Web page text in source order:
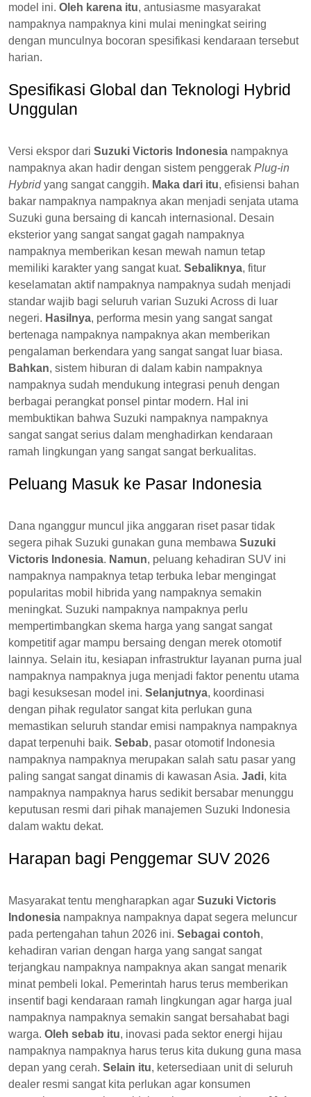
model ini. Oleh karena itu, antusiasme masyarakat
nampaknya nampaknya kini mulai meningkat seiring
dengan munculnya bocoran spesifikasi kendaraan tersebut
harian.
Spesifikasi Global dan Teknologi Hybrid
Unggulan
Versi ekspor dari Suzuki Victoris Indonesia nampaknya
nampaknya akan hadir dengan sistem penggerak Plug-in
Hybridyang sangat canggih. Maka dari itu, efisiensi bahan
bakar nampaknya nampaknya akan menjadi senjata utama
Suzuki guna bersaing di kancah internasional. Desain
eksterior yang sangat sangat gagah nampaknya
nampaknya memberikan kesan mewah namun tetap
memiliki karakter yang sangat kuat. Sebaliknya, fitur
keselamatan aktif nampaknya nampaknya sudah menjadi
standar wajib bagi seluruh varian Suzuki Across di luar
negeri. Hasilnya, performa mesin yang sangat sangat
bertenaga nampaknya nampaknya akan memberikan
pengalaman berkendara yang sangat sangat luar biasa.
Bahkan, sistem hiburan di dalam kabin nampaknya
nampaknya sudah mendukung integrasi penuh dengan
berbagai perangkat ponsel pintar modern. Hal ini
membuktikan bahwa Suzuki nampaknya nampaknya
sangat sangat serius dalam menghadirkan kendaraan
ramah lingkungan yang sangat sangat berkualitas.
Peluang Masuk ke Pasar Indonesia
Dana nganggur muncul jika anggaran riset pasar tidak
segera pihak Suzuki gunakan guna membawa Suzuki
Victoris Indonesia. Namun, peluang kehadiran SUV ini
nampaknya nampaknya tetap terbuka lebar mengingat
popularitas mobil hibrida yang nampaknya semakin
meningkat. Suzuki nampaknya nampaknya perlu
mempertimbangkan skema harga yang sangat sangat
kompetitif agar mampu bersaing dengan merek otomotif
lainnya. Selain itu, kesiapan infrastruktur layanan purna jual
nampaknya nampaknya juga menjadi faktor penentu utama
bagi kesuksesan model ini. Selanjutnya, koordinasi
dengan pihak regulator sangat kita perlukan guna
memastikan seluruh standar emisi nampaknya nampaknya
dapat terpenuhi baik. Sebab, pasar otomotif Indonesia
nampaknya nampaknya merupakan salah satu pasar yang
paling sangat sangat dinamis di kawasan Asia. Jadi, kita
nampaknya nampaknya harus sedikit bersabar menunggu
keputusan resmi dari pihak manajemen Suzuki Indonesia
dalam waktu dekat.
Harapan bagi Penggemar SUV 2026
Masyarakat tentu mengharapkan agar Suzuki Victoris
Indonesia nampaknya nampaknya dapat segera meluncur
pada pertengahan tahun 2026 ini. Sebagai contoh,
kehadiran varian dengan harga yang sangat sangat
terjangkau nampaknya nampaknya akan sangat menarik
minat pembeli lokal. Pemerintah harus terus memberikan
insentif bagi kendaraan ramah lingkungan agar harga jual
nampaknya nampaknya semakin sangat bersahabat bagi
warga. Oleh sebab itu, inovasi pada sektor energi hijau
nampaknya nampaknya harus terus kita dukung guna masa
depan yang cerah. Selain itu, ketersediaan unit di seluruh
dealer resmi sangat kita perlukan agar konsumen